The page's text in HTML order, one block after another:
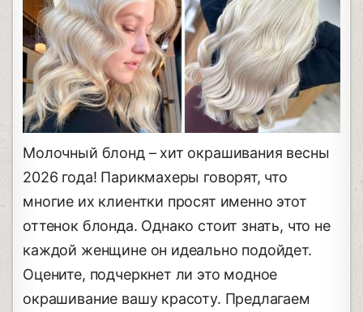
Молочный блонд – хит окрашивания весны
2026 года! Парикмахеры говорят, что
многие их клиентки просят именно этот
оттенок блонда. Однако стоит знать, что не
каждой женщине он идеально подойдет.
Оцените, подчеркнет ли это модное
окрашивание вашу красоту. Предлагаем